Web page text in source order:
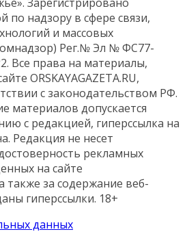
по надзору в сфере связи,
и массовых
Рег.№ Эл № ФС77-
Все права на материалы,
ORSKAYAGAZETA.RU,
с законодательством РФ.
материалов допускается
с редакцией, гиперссылка на
Редакция не несет
рекламных
на сайте
а также за содержание веб-
гиперссылки. 18+
данных